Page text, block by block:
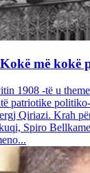
më kokë
1908 -të u
patriotike
Qiriazi. Krah
Spiro